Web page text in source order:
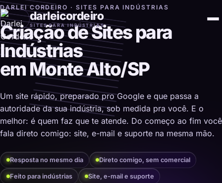
darleicordeiro
SITES PARA INDÚSTRIAS
DARLEI CORDEIRO · SITES PARA INDÚSTRIAS
Criação de Sites para
Indústrias
em Monte Alto/SP
Um site rápido, preparado pro Google e que passa a
autoridade da sua indústria, sob medida pra você. E o
melhor: é quem faz que te atende. Do começo ao fim você
fala direto comigo: site, e-mail e suporte na mesma mão.
Resposta no mesmo dia Direto comigo, sem comercial
Feito para indústrias Site, e-mail e suporte